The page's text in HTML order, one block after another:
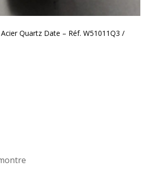
Quartz Date – Réf. W51011Q3 /